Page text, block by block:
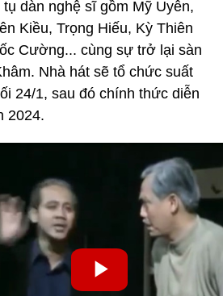
dàn nghệ sĩ gồm Mỹ Uyên,
Kiều, Trọng Hiếu, Kỳ Thiên
Cường... cùng sự trở lại sàn
Nhà hát sẽ tổ chức suất
24/1, sau đó chính thức diễn
2024.